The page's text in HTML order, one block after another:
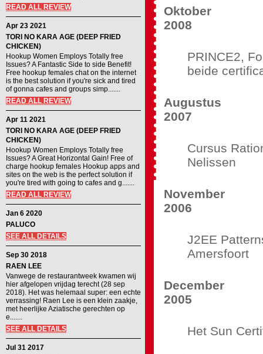
READ ALL REVIEW
Apr 23 2021
TORI NO KARA AGE (DEEP FRIED
CHICKEN)
Hookup Women Employs Totally free
Issues? A Fantastic Side to side Benefit!
Free hookup females chat on the internet
is the best solution if you're sick and tired
of gonna cafes and groups simp.......
READ ALL REVIEW
Apr 11 2021
TORI NO KARA AGE (DEEP FRIED
CHICKEN)
Hookup Women Employs Totally free
Issues? A Great Horizontal Gain! Free of
charge hookup females Hookup apps and
sites on the web is the perfect solution if
you're tired with going to cafes and g.......
READ ALL REVIEW
Jan 6 2020
PALUCO
SEE ALL DETAILS
Sep 30 2018
RAEN LEE
Vanwege de restaurantweek kwamen wij
hier afgelopen vrijdag terecht (28 sep
2018). Het was helemaal super: een echte
verrassing! Raen Lee is een klein zaakje,
met heerlijke Aziatische gerechten op
e.......
SEE ALL DETAILS
Jul 31 2017
Oktober
2008
PRINCE2,
beide
Augustus
2007
Cursus
Nelissen
November
2006
J2EE
Amersfoort
December
2005
Het Sun